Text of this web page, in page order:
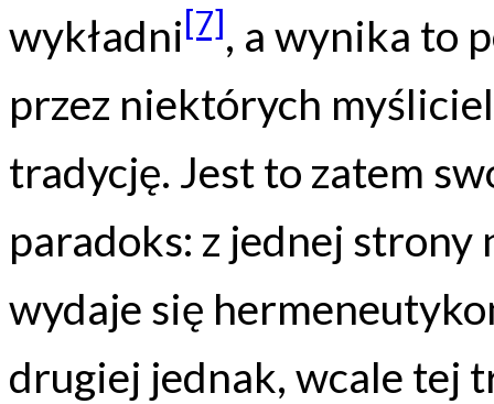
wykładni[7], a wynika to
przez niektórych
tradycję. Jest to zatem
paradoks: z jednej strony
wydaje się
drugiej jednak, wcale tej